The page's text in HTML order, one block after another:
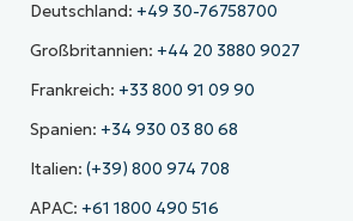
Deutschland: +49 30-76758700
Großbritannien: +44 20 3880 9027
Frankreich: +33 800 91 09 90
Spanien: +34 930 03 80 68
Italien: (+39) 800 974 708
APAC: +61 1800 490 516